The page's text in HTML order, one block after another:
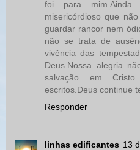
foi para
misericórdioso que
guardar rancor nem
não se trata de
vivência das
Deus.Nossa alegria
salvação em
escritos.Deus continue
Responder
linhas edificantes 13